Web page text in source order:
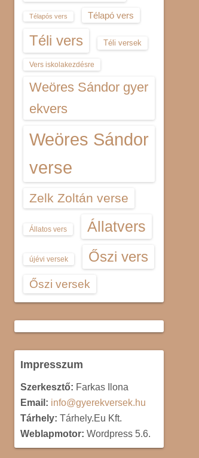
Télapós vers Télapó vers
Téli vers Téli versek
Vers iskolakezdésre
Weöres Sándor gyer
ekvers
Weöres Sándor
verse
Zelk Zoltán verse
Állatos vers Állatvers
újévi versek Őszi vers
Őszi versek
Impresszum
Szerkesztő: Farkas Ilona
Email: info@gyerekversek.hu
Tárhely: Tárhely.Eu Kft.
Weblapmotor: Wordpress 5.6.